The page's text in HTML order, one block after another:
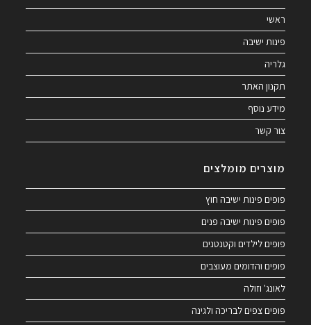
ראשי
פינות ישיבה
גלריה
תקנון האתר
מידע נוסף
צור קשר
מוצרים מומלצים
פופים פינות ישיבה חוץ
פופים פינות ישיבה פנים
פופים לילדים וקטנטנים
פופים והדומים מעוצבים
לאונג' וזולה
פופים צפים לבריכה ולגינה